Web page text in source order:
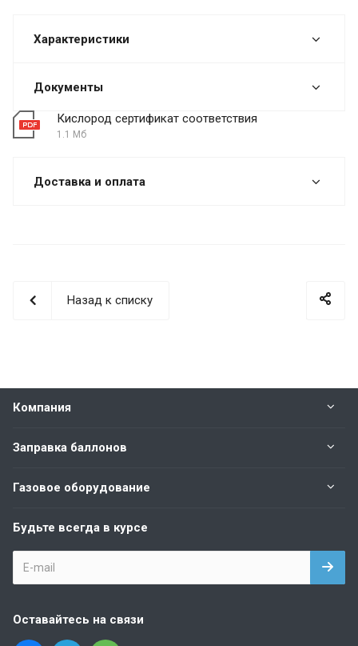
Характеристики
Документы
Кислород сертификат соответствия
1.1 Мб
Доставка и оплата
Назад к списку
Компания
Заправка баллонов
Газовое оборудование
Будьте всегда в курсе
Оставайтесь на связи